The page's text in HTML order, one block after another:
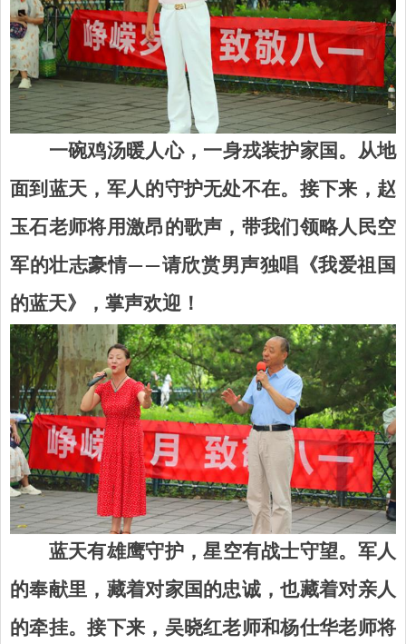
一碗鸡汤暖人心，一身戎装护家国。从地
面到蓝天，军人的守护无处不在。接下来，赵
玉石老师将用激昂的歌声，带我们领略人民空
军的壮志豪情——请欣赏男声独唱《我爱祖国
的蓝天》，掌声欢迎！
蓝天有雄鹰守护，星空有战士守望。军人
的奉献里，藏着对家国的忠诚，也藏着对亲人
的牵挂。接下来，吴晓红老师和杨仕华老师将